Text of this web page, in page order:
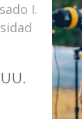
I.